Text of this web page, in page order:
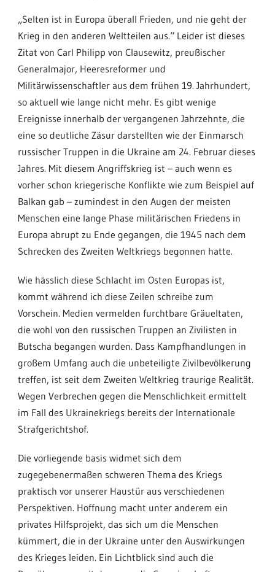
„Selten ist in Europa überall Frieden, und nie geht der
Krieg in den anderen Weltteilen aus.“ Leider ist dieses
Zitat von Carl Philipp von Clausewitz, preußischer
Generalmajor, Heeresreformer und
Militärwissenschaftler aus dem frühen 19. Jahrhundert,
so aktuell wie lange nicht mehr. Es gibt wenige
Ereignisse innerhalb der vergangenen Jahrzehnte, die
eine so deutliche Zäsur darstellten wie der Einmarsch
russischer Truppen in die Ukraine am 24. Februar dieses
Jahres. Mit diesem Angriffskrieg ist – auch wenn es
vorher schon kriegerische Konflikte wie zum Beispiel auf
Balkan gab – zumindest in den Augen der meisten
Menschen eine lange Phase militärischen Friedens in
Europa abrupt zu Ende gegangen, die 1945 nach dem
Schrecken des Zweiten Weltkriegs begonnen hatte.
Wie hässlich diese Schlacht im Osten Europas ist,
kommt während ich diese Zeilen schreibe zum
Vorschein. Medien vermelden furchtbare Gräueltaten,
die wohl von den russischen Truppen an Zivilisten in
Butscha begangen wurden. Dass Kampfhandlungen in
großem Umfang auch die unbeteiligte Zivilbevölkerung
treffen, ist seit dem Zweiten Weltkrieg traurige Realität.
Wegen Verbrechen gegen die Menschlichkeit ermittelt
im Fall des Ukrainekriegs bereits der Internationale
Strafgerichtshof.
Die vorliegende basis widmet sich dem
zugegebenermaßen schweren Thema des Kriegs
praktisch vor unserer Haustür aus verschiedenen
Perspektiven. Hoffnung macht unter anderem ein
privates Hilfsprojekt, das sich um die Menschen
kümmert, die in der Ukraine unter den Auswirkungen
des Krieges leiden. Ein Lichtblick sind auch die